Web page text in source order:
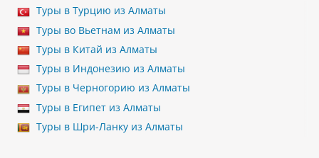
Туры в Турцию из Алматы
Туры во Вьетнам из Алматы
Туры в Китай из Алматы
Туры в Индонезию из Алматы
Туры в Черногорию из Алматы
Туры в Египет из Алматы
Туры в Шри-Ланку из Алматы